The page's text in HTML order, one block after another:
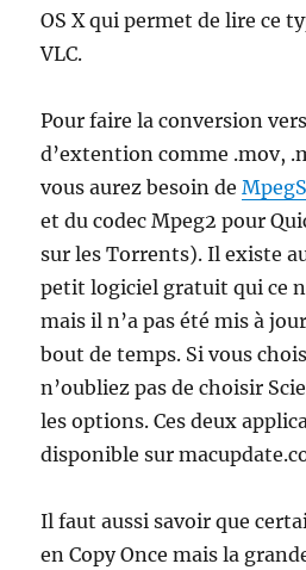
OS X qui permet de lire ce
VLC.
Pour faire la conversion
d’extention comme .mov,
vous aurez besoin de
et du codec Mpeg2 pour
sur les Torrents). Il existe
petit logiciel gratuit qui ce
mais il n’a pas été mis à
bout de temps. Si vous
n’oubliez pas de choisir
les options. Ces deux
disponible sur
Il faut aussi savoir que
en Copy Once mais la